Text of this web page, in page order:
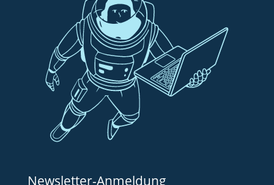
Newsletter-Anmeldung